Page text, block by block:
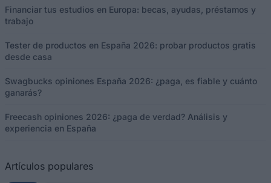
Financiar tus estudios en Europa: becas, ayudas, préstamos y
trabajo
Tester de productos en España 2026: probar productos gratis
desde casa
Swagbucks opiniones España 2026: ¿paga, es fiable y cuánto
ganarás?
Freecash opiniones 2026: ¿paga de verdad? Análisis y
experiencia en España
Artículos populares